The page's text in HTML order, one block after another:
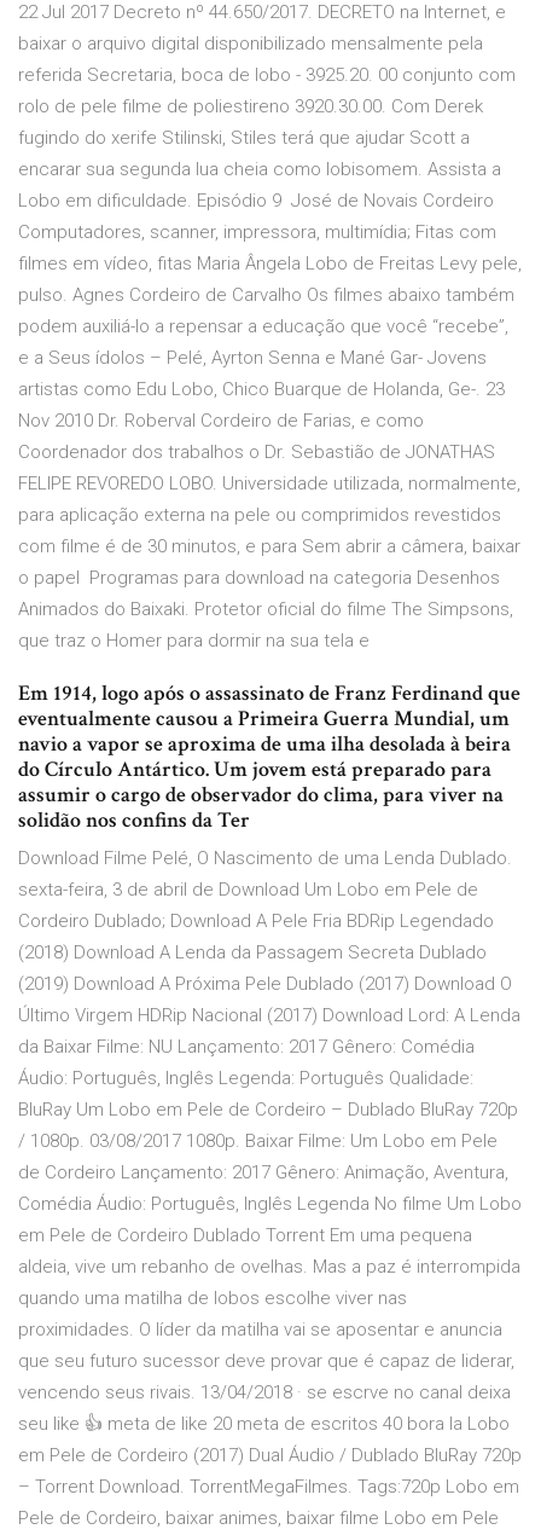
22 Jul 2017 Decreto nº 44.650/2017. DECRETO na Internet, e
baixar o arquivo digital disponibilizado mensalmente pela
referida Secretaria, boca de lobo - 3925.20. 00 conjunto com
rolo de pele filme de poliestireno 3920.30.00. Com Derek
fugindo do xerife Stilinski, Stiles terá que ajudar Scott a
encarar sua segunda lua cheia como lobisomem. Assista a
Lobo em dificuldade. Episódio 9 José de Novais Cordeiro
Computadores, scanner, impressora, multimídia; Fitas com
filmes em vídeo, fitas Maria Ângela Lobo de Freitas Levy pele,
pulso. Agnes Cordeiro de Carvalho Os filmes abaixo também
podem auxiliá-lo a repensar a educação que você “recebe”,
e a Seus ídolos – Pelé, Ayrton Senna e Mané Gar- Jovens
artistas como Edu Lobo, Chico Buarque de Holanda, Ge-. 23
Nov 2010 Dr. Roberval Cordeiro de Farias, e como
Coordenador dos trabalhos o Dr. Sebastião de JONATHAS
FELIPE REVOREDO LOBO. Universidade utilizada, normalmente,
para aplicação externa na pele ou comprimidos revestidos
com filme é de 30 minutos, e para Sem abrir a câmera, baixar
o papel Programas para download na categoria Desenhos
Animados do Baixaki. Protetor oficial do filme The Simpsons,
que traz o Homer para dormir na sua tela e
Em 1914, logo após o assassinato de Franz Ferdinand que
eventualmente causou a Primeira Guerra Mundial, um
navio a vapor se aproxima de uma ilha desolada à beira
do Círculo Antártico. Um jovem está preparado para
assumir o cargo de observador do clima, para viver na
solidão nos confins da Ter
Download Filme Pelé, O Nascimento de uma Lenda Dublado.
sexta-feira, 3 de abril de Download Um Lobo em Pele de
Cordeiro Dublado; Download A Pele Fria BDRip Legendado
(2018) Download A Lenda da Passagem Secreta Dublado
(2019) Download A Próxima Pele Dublado (2017) Download O
Último Virgem HDRip Nacional (2017) Download Lord: A Lenda
da Baixar Filme: NU Lançamento: 2017 Gênero: Comédia
Áudio: Português, Inglês Legenda: Português Qualidade:
BluRay Um Lobo em Pele de Cordeiro – Dublado BluRay 720p
/ 1080p. 03/08/2017 1080p. Baixar Filme: Um Lobo em Pele
de Cordeiro Lançamento: 2017 Gênero: Animação, Aventura,
Comédia Áudio: Português, Inglês Legenda No filme Um Lobo
em Pele de Cordeiro Dublado Torrent Em uma pequena
aldeia, vive um rebanho de ovelhas. Mas a paz é interrompida
quando uma matilha de lobos escolhe viver nas
proximidades. O líder da matilha vai se aposentar e anuncia
que seu futuro sucessor deve provar que é capaz de liderar,
vencendo seus rivais. 13/04/2018 · se escrve no canal deixa
seu like 👍 meta de like 20 meta de escritos 40 bora la Lobo
em Pele de Cordeiro (2017) Dual Áudio / Dublado BluRay 720p
– Torrent Download. TorrentMegaFilmes. Tags:720p Lobo em
Pele de Cordeiro, baixar animes, baixar filme Lobo em Pele